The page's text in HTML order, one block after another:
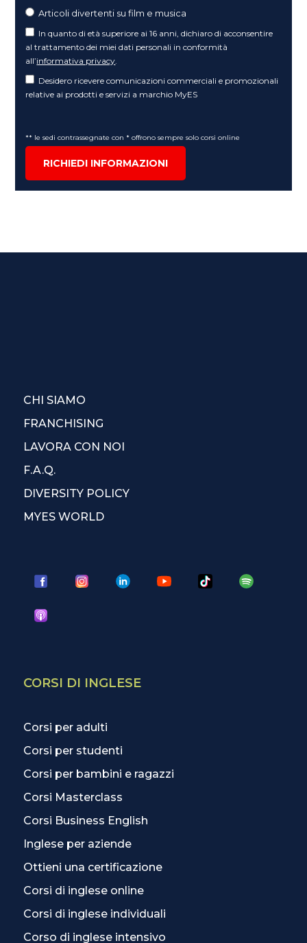
Articoli divertenti su film e musica
In quanto di età superiore ai 16 anni, dichiaro di acconsentire
al trattamento dei miei dati personali in conformità
all’informativa privacy.
Desidero ricevere comunicazioni commerciali e promozionali
relative ai prodotti e servizi a marchio MyES
** le sedi contrassegnate con * offrono sempre solo corsi online
RICHIEDI INFORMAZIONI
CHI SIAMO
FRANCHISING
LAVORA CON NOI
F.A.Q.
DIVERSITY POLICY
MYES WORLD
CORSI DI INGLESE
Corsi per adulti
Corsi per studenti
Corsi per bambini e ragazzi
Corsi Masterclass
Corsi Business English
Inglese per aziende
Ottieni una certificazione
Corsi di inglese online
Corsi di inglese individuali
Corso di inglese intensivo